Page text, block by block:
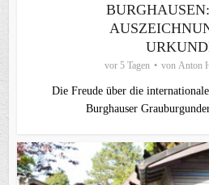
vor 5 Tagen von Anton
Die Freude über die
Burghauser